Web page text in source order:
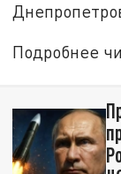
Подробнее